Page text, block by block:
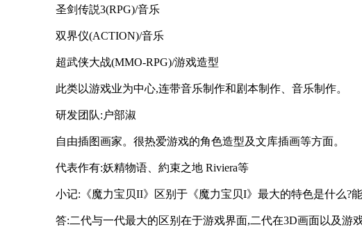
圣剑传説3(RPG)/音乐
双界仪(ACTION)/音乐
超武侠大战(MMO-RPG)/游戏造型
此类以游戏业为中心,连带音乐制作和剧本制作、音乐制作。
研发团队:户部淑
自由插图画家。很热爱游戏的角色造型及文库插画等方面。
代表作有:妖精物语、約束之地 Riviera等
小记:《魔力宝贝II》区别于《魔力宝贝I》最大的特色是什么?
答:二代与一代最大的区别在于游戏界面,二代在3D画面以及